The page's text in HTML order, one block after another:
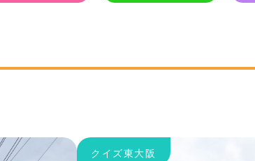
クイズ東大阪